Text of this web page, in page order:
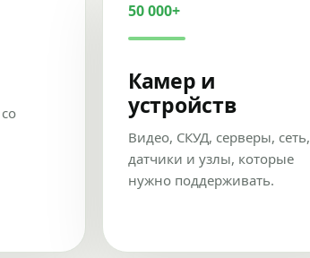
50 000+
Камер и
устройств
Видео, СКУД, серверы, сеть,
датчики и узлы, которые
нужно поддерживать.